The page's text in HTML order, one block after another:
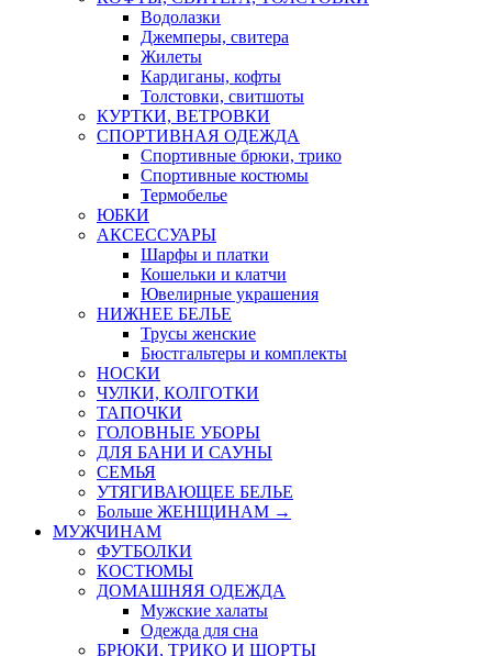
Водолазки
Джемперы, свитера
Жилеты
Кардиганы, кофты
Толстовки, свитшоты
КУРТКИ, ВЕТРОВКИ
СПОРТИВНАЯ ОДЕЖДА
Спортивные брюки, трико
Спортивные костюмы
Термобелье
ЮБКИ
AКСЕССУАРЫ
Шарфы и платки
Кошельки и клатчи
Ювелирные украшения
НИЖНЕЕ БЕЛЬЕ
Трусы женские
Бюстгальтеры и комплекты
НОСКИ
ЧУЛКИ, КОЛГОТКИ
ТАПОЧКИ
ГОЛОВНЫЕ УБОРЫ
ДЛЯ БАНИ И САУНЫ
СЕМЬЯ
УТЯГИВАЮЩЕЕ БЕЛЬЕ
Больше ЖЕНЩИНАМ →
МУЖЧИНАМ
ФУТБОЛКИ
КОСТЮМЫ
ДОМАШНЯЯ ОДЕЖДА
Мужские халаты
Одежда для сна
БРЮКИ, ТРИКО И ШОРТЫ